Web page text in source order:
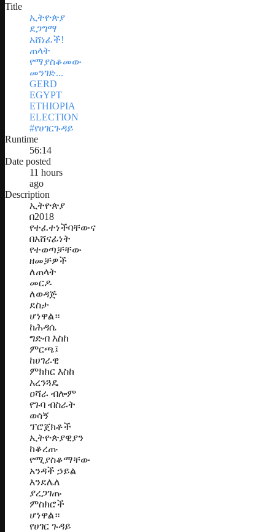
Title
ኢትዮጵያ
ደጋግማ
አሸነፈች!
ጠላት
የማያስቆመው
መንገድ...
GERD
EGYPT
ETHIOPIA
ELECTION
#የሀገርጉዳይ
Runtime
56:14
Date posted
11 hours
ago
Description
ኢትዮጵያ
በ2018
የተፈተነችባቸውና
በአሸናፊነት
የተወጣቻቸው
ዘመቻዎች
ለጠላት
መርዶ
ለወዳጅ
ደስታ
ሆነዋል።
ከሕዳሴ
ግድብ እስከ
ምርጫ፤
ከሀገራዊ
ምክክር እስከ
አረንጓዴ
ዐሻራ ብሎም
የጉባ ብስራት
ወሳኝ
ፕሮጀክቶች
ኢትዮጵያዊያን
ከቆረጡ
የሚያስቆማቸው
አንዳች ኃይል
እንደሌለ
ያረጋገጡ
ምስክሮች
ሆነዋል።
የሀገር ጉዳይ